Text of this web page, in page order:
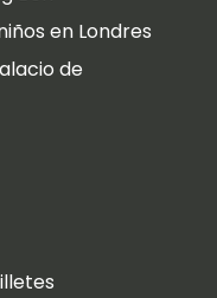
en Londres
de